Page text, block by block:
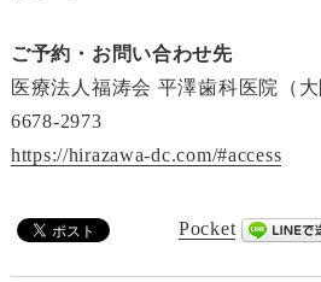
ご予約・お問い合わせ先
医療法人福涛会 平澤歯科医院（
6678-2973
https://hirazawa-dc.com/#access
Pocket